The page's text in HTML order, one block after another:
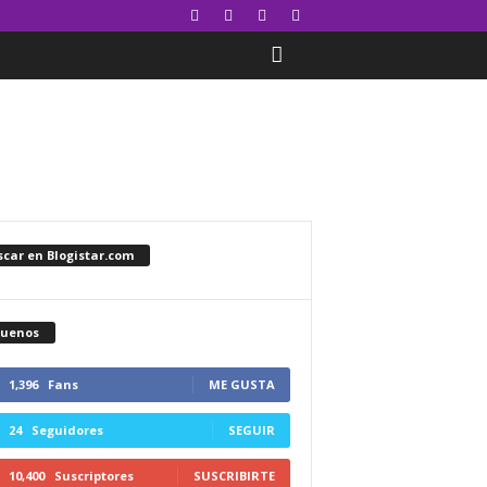
en Blogistar.com
1,396 Fans ME GUSTA
24 Seguidores SEGUIR
10,400 Suscriptores SUSCRIBIRTE